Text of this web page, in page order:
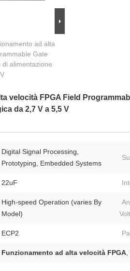
ad alta
Gate
di alimentazione
velocità FPGA Field
da 2,7 V a 5,5 V
Digital Signal Processing,
Prototyping, Embedded Systems
22uF
High-speed Operation (varies By
Model)
ECP2
Funzionamento ad alta velocità FPGA